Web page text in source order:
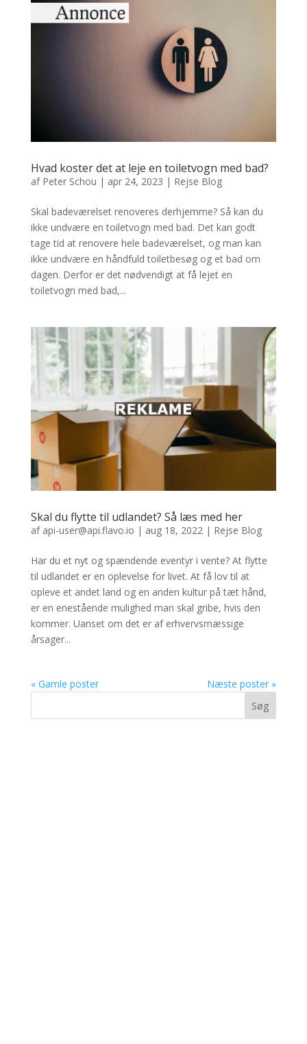
Hvad koster det at leje en toiletvogn med bad?
af Peter Schou | apr 24, 2023 | Rejse Blog
Skal badeværelset renoveres derhjemme? Så kan du
ikke undvære en toiletvogn med bad. Det kan godt
tage tid at renovere hele badeværelset, og man kan
ikke undvære en håndfuld toiletbesøg og et bad om
dagen. Derfor er det nødvendigt at få lejet en
toiletvogn med bad,...
Skal du flytte til udlandet? Så læs med her
af api-user@api.flavo.io | aug 18, 2022| Rejse Blog
Har du et nyt og spændende eventyr i vente? At flytte
til udlandet er en oplevelse for livet. At få lov til at
opleve et andet land og en anden kultur på tæt hånd,
er en enestående mulighed man skal gribe, hvis den
kommer. Uanset om det er af erhvervsmæssige
årsager...
« Gamle poster Næste poster »